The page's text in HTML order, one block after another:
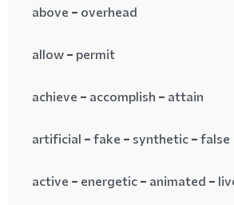
above = overhead
allow = permit
achieve = accomplish = attain
artificial = fake = synthetic = false
active = energetic = animated =